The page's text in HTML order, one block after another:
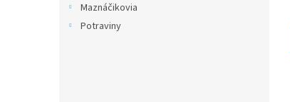
Maznáčikovia
Potraviny